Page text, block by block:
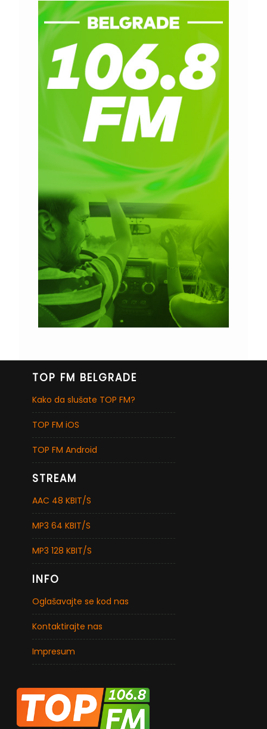
TOP FM BELGRADE
Kako da slušate TOP FM?
TOP FM iOS
TOP FM Android
STREAM
AAC 48 KBIT/S
MP3 64 KBIT/S
MP3 128 KBIT/S
INFO
Oglašavajte se kod nas
Kontaktirajte nas
Impresum